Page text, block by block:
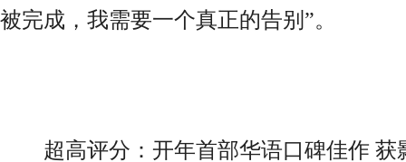
被完成，我需要一个真正的告别”。
超高评分：开年首部华语口碑佳作 获